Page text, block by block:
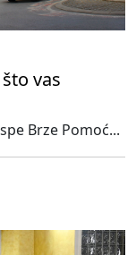
vas
Brze Pomoć...